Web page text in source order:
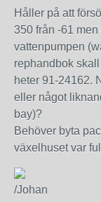
Håller på att
350 från -61
vattenpumpen
rephandbok
heter 91-24162.
eller något
bay)?
Behöver byta
växelhuset var
/Johan